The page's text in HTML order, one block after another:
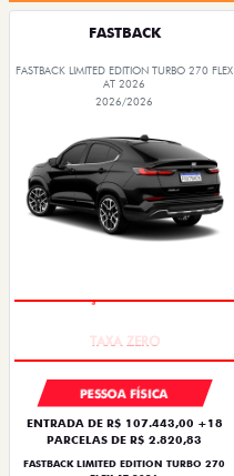
FASTBACK
FASTBACK LIMITED EDITION TURBO 270 FLEX
AT 2026
2026/2026
PREÇO IMPERDÍVEL
PESSOA FÍSICA
ENTRADA DE R$ 107.443,00 +18
PARCELAS DE R$ 2.820,83
FASTBACK LIMITED EDITION TURBO 270